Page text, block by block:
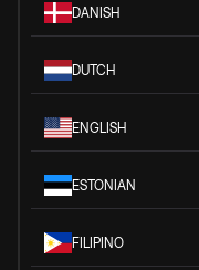
DANISH
DUTCH
ENGLISH
ESTONIAN
FILIPINO